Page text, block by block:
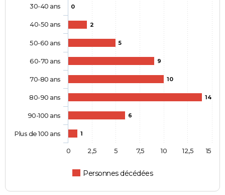
0
2
5
9
10
14
6
1
Personnes décédées
30-40 ans
40-50 ans
50-60 ans
60-70 ans
70-80 ans
80-90 ans
90-100 ans
Plus de 100 ans
0 2,5 5 7,5 10 12,5 15